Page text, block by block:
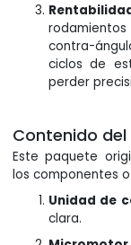
contra-
ciclos de
perder
Contenido del
Este paquete
los componentes
Unidad de
clara.